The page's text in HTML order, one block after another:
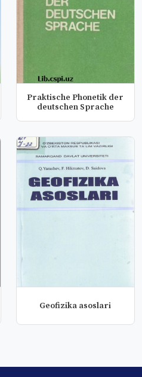
Praktische Phonetik der
deutschen Sprache
Geofizika asoslari